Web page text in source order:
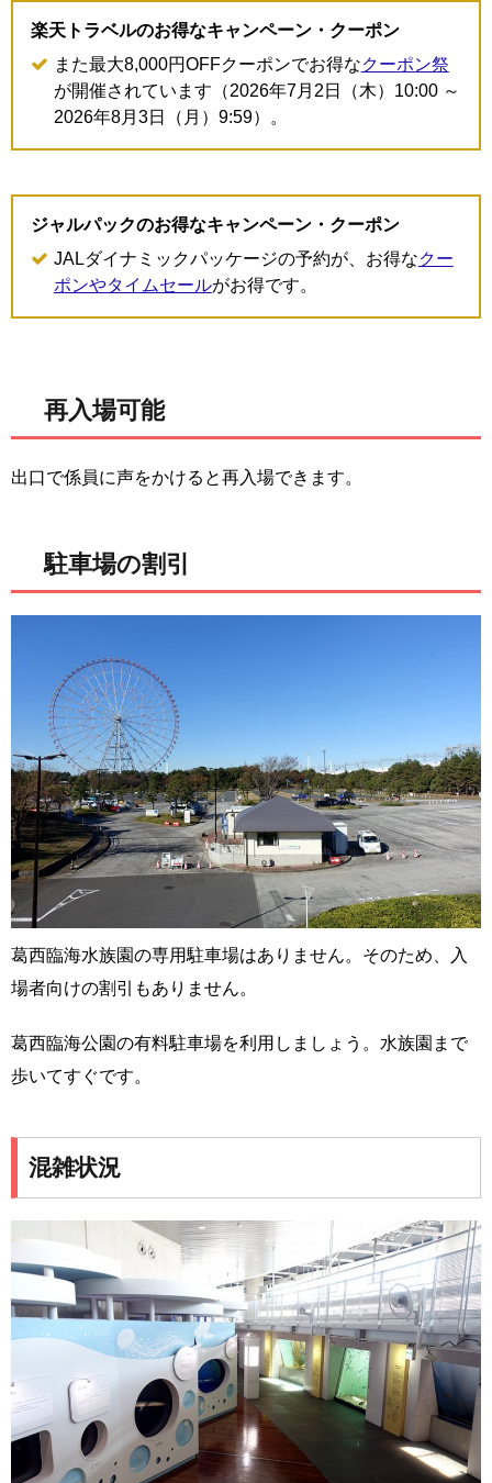
楽天トラベルのお得なキャンペーン・クーポン
また最大8,000円OFFクーポンでお得なクーポン祭
が開催されています（2026年7月2日（木）10:00 ～
2026年8月3日（月）9:59）。
ジャルパックのお得なキャンペーン・クーポン
JALダイナミックパッケージの予約が、お得なクー
ポンやタイムセールがお得です。
再入場可能
出口で係員に声をかけると再入場できます。
駐車場の割引
葛西臨海水族園の専用駐車場はありません。そのため、入
場者向けの割引もありません。
葛西臨海公園の有料駐車場を利用しましょう。水族園まで
歩いてすぐです。
混雑状況